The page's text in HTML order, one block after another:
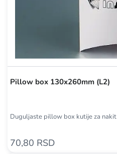
Pillow box 130x260mm (L2)
Duguljaste pillow box kutije za nakit
70,80 RSD